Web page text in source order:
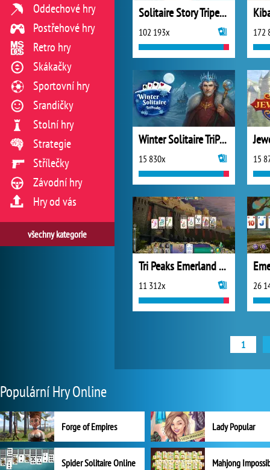
Solitaire Story Tripeaks 4
102 193x 172
Winter Solitaire TriPeaks
15 830x 15
Tri Peaks Emerland Solitaire
11 312x 26
1
Oddechové hry
Postřehové hry
Retro hry
Skákačky
Sportovní hry
Srandičky
Stolní hry
Strategie
Střílečky
Závodní hry
Hry od vás
všechny kategorie
Populární Hry Online
Forge of Empires Lady Popular
Spider Solitaire Online Mahjong